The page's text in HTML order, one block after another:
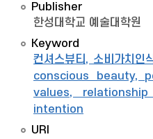
Publisher
한성대학교 예술대학원
Keyword
컨셔스뷰티, 소비가치인
conscious beauty,
values,
intention
URI